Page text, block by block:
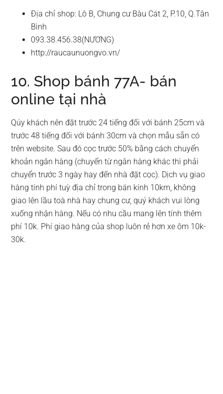
Địa chỉ shop: Lô B, Chung cư Bàu Cát 2, P.10, Q.Tân
Bình
093.38.456.38(NƯƠNG)
http://raucaunuongvo.vn/
10. Shop bánh 77A- bán
online tại nhà
Qúy khách nên đặt trước 24 tiếng đối với bánh 25cm và
trước 48 tiếng đối với bánh 30cm và chọn mẫu sẵn có
trên website. Sau đó cọc trước 50% bằng cách chuyển
khoản ngân hàng (chuyển từ ngân hàng khác thì phải
chuyển trước 3 ngày hay đến nhà đặt cọc). Dịch vụ giao
hàng tính phí tuỳ địa chỉ trong bán kính 10km, không
giao lên lầu toà nhà hay chung cư, quý khách vui lòng
xuống nhận hàng. Nếu có nhu cầu mang lên tính thêm
phí 10k. Phí giao hàng của shop luôn rẻ hơn xe ôm 10k-
30k.